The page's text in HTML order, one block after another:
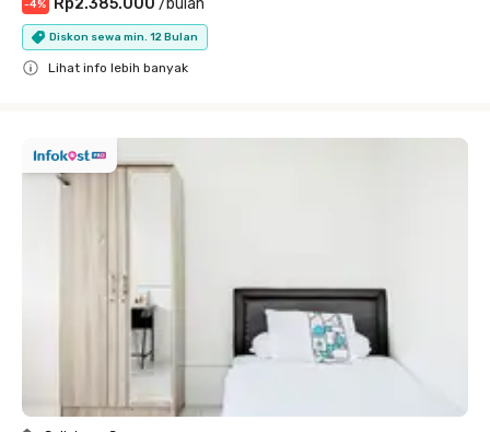
-4% Rp2.385.000 /bulan
Diskon sewa min. 12 Bulan
Lihat info lebih banyak